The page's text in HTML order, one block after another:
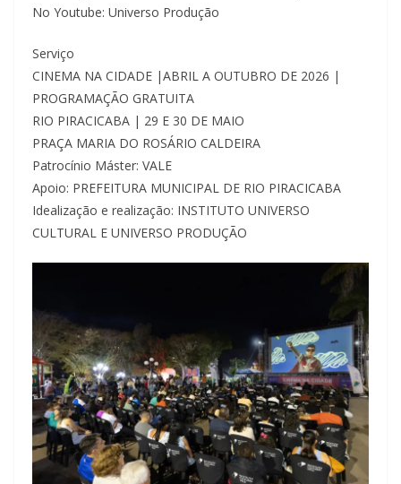
No Youtube: Universo Produção
Serviço
CINEMA NA CIDADE |ABRIL A OUTUBRO DE 2026 |
PROGRAMAÇÃO GRATUITA
RIO PIRACICABA | 29 E 30 DE MAIO
PRAÇA MARIA DO ROSÁRIO CALDEIRA
Patrocínio Máster: VALE
Apoio: PREFEITURA MUNICIPAL DE RIO PIRACICABA
Idealização e realização: INSTITUTO UNIVERSO
CULTURAL E UNIVERSO PRODUÇÃO